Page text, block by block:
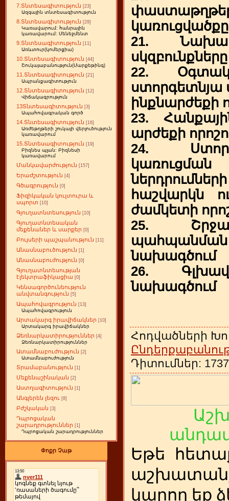
7.Տնտեսագիտություն [23]
Ազգային տնտեսագիտություն
8.Տնտեսագիտություն [29]
Կառավարում: հանրային
կառավարում: Մենեջմենտ
9.Տնտեսագիտություն [11]
Առևտուր(կոմերցիա)
10.Տնտեսագիտություն [44]
Շուկայաբանություն(Մարքեթինգ)
11.Տնտեսագիտություն [21]
Ապրանքագիտություն
12.Տնտեսագիտություն [12]
Վիճակագրություն
13Տնտեսագիտություն [3]
Ապահովագրական գործ
14.Տնտեսագիտություն [16]
Առժեթղթերի շուկայի վերլուծություն
կառավարում
15.Տնտեսագիտություն [19]
Բիզնես պլան: Բիզնեսի
կառավարում
Մանկավարժություն [157]
Երաժշտություն [4]
Գծագրություն [0]
Ֆիզիկական կուլտուրա և
սպորտ [10]
Գյուղատնտեսություն [10]
Գյուղատնտեսական
մեքենաներ և սարքեր [0]
Բույսերի պաշպանություն [11]
Անասնաբուծություն [1]
Անասնաբուժություն [0]
Գյուղատնտեսության
էլեկտրաֆիկացիա [0]
Կենսագործունեություն
անվտանգություն [5]
Ապահովագրություն [13]
Ապահովագրություն
Արտակարգ իրավիճակներ [10]
Արտակարգ իրավիճակներ
Ձեռնարկատիրություններ [4]
Ձեռնարկատիրություններ
Ատամնաբուժություն [2]
Ատամնաբուժություն
Տրամաբանություն [1]
Մեքենաշինական [2]
Աստղագիտություն [1]
Անգլերեն լեզու [8]
Բժշկական [3]
Դպրոցական
շարադրություններ [1]
Դպրոցական շարադրություններ
Փոքր Չաթ
կառուցվածքը
21.
սկզբունքները
22.
ստորգետնյա
ինքնարժեքի
23.
արժեքի
24.
ներդրումների
հաշվարկն
ժամկետի
25.
պահպանման
նախագծում
26.
նախագծում
Հոդվածների
Դիտումներ:
Եթե հ
կարող եք